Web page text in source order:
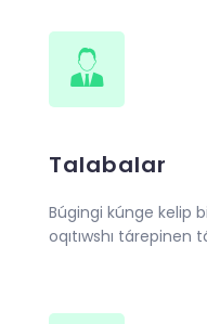
Talabalar
Búgingi kúnge kelip
oqıtıwshı